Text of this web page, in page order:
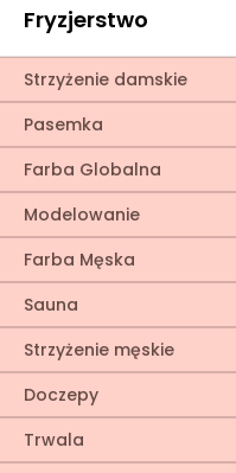
Fryzjerstwo
Strzyżenie damskie
Pasemka
Farba Globalna
Modelowanie
Farba Męska
Sauna
Strzyżenie męskie
Doczepy
Trwala